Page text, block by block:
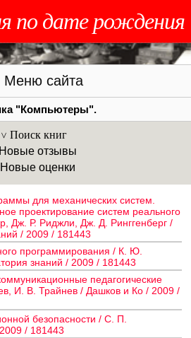
по дате рождения
Меню сайта
"Компьютеры".
Поиск книг
отзывы
оценки
для механических систем.
проектирование систем реального
Дж. Р. Риджли, Дж. Д. Ринггенберг /
/ 2009 / 181443
программирования / К. Ю.
знаний / 2009 / 181443
педагогические
И. В. Трайнев / Дашков и Ко / 2009 /
безопасности / С. П.
/ 181443